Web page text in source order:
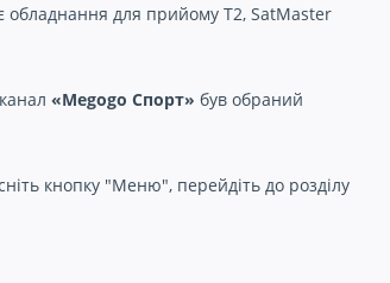
обладнання для прийому Т2, SatMaster
«Megogo Спорт» був обраний
кнопку "Меню", перейдіть до розділу